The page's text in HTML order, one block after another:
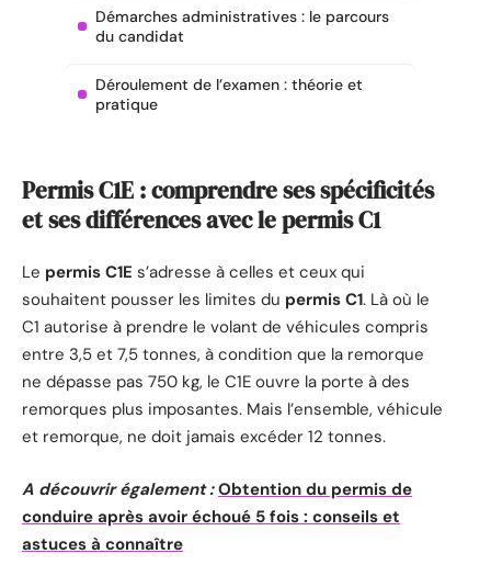
Démarches administratives : le parcours
du candidat
Déroulement de l’examen : théorie et
pratique
Permis C1E : comprendre ses spécificités
et ses différences avec le permis C1
Le permis C1E s’adresse à celles et ceux qui
souhaitent pousser les limites du permis C1. Là où le
C1 autorise à prendre le volant de véhicules compris
entre 3,5 et 7,5 tonnes, à condition que la remorque
ne dépasse pas 750 kg, le C1E ouvre la porte à des
remorques plus imposantes. Mais l’ensemble, véhicule
et remorque, ne doit jamais excéder 12 tonnes.
A découvrir également : Obtention du permis de
conduire après avoir échoué 5 fois : conseils et
astuces à connaître